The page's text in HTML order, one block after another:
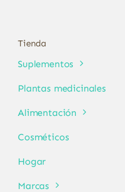
Tienda
Suplementos
Plantas medicinales
Alimentación
Cosméticos
Hogar
Marcas